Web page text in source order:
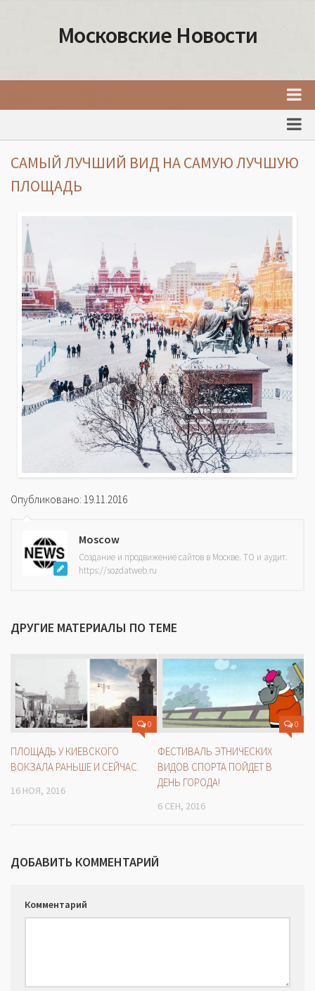
Московские Новости
Факты о Москве
Москва
Товары и услуги Москвы
САМЫЙ ЛУЧШИЙ ВИД НА САМУЮ ЛУЧШУЮ
ПЛОЩАДЬ
Опубликовано: 19.11.2016
Moscow
Создание и продвижение сайтов в Москве. ТО и аудит.
https://sozdatweb.ru
ДРУГИЕ МАТЕРИАЛЫ ПО ТЕМЕ
0
ПЛОЩАДЬ У КИЕВСКОГО
ВОКЗАЛА РАНЬШЕ И СЕЙЧАС.
16 НОЯ, 2016
0
ФЕСТИВАЛЬ ЭТНИЧЕСКИХ
ВИДОВ СПОРТА ПОЙДЕТ В
ДЕНЬ ГОРОДА!
6 СЕН, 2016
ДОБАВИТЬ КОММЕНТАРИЙ
Комментарий